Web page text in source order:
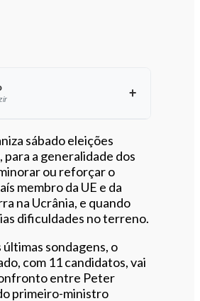
este artigo
sábado eleições
a generalidade dos
ou reforçar o
membro da UE e da
na Ucrânia, e quando
dificuldades no terreno.
últimas sondagens, o
com 11 candidatos, vai
entre Peter
primeiro-ministro